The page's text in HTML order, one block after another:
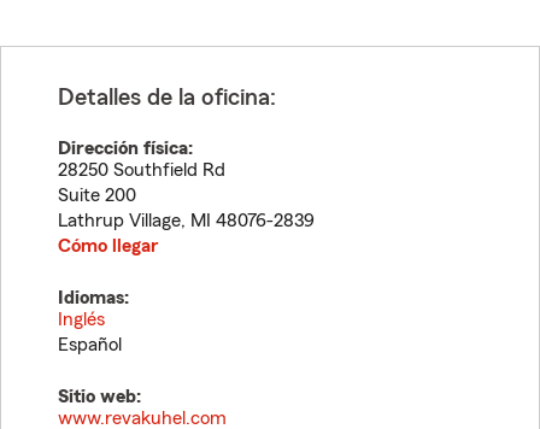
Detalles de la oficina:
Dirección física:
28250 Southfield Rd
Suite 200
Lathrup Village, MI
48076-2839
Cómo llegar
Idiomas:
Inglés
Español
Sitio web:
www.revakuhel.com